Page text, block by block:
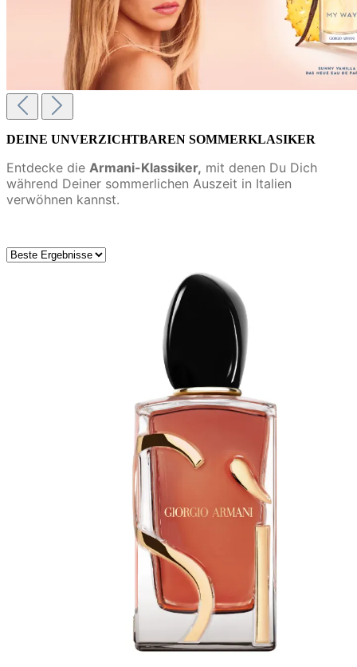
DEINE UNVERZICHTBAREN SOMMERKLASIKER
Entdecke die Armani-Klassiker, mit denen Du Dich
während Deiner sommerlichen Auszeit in Italien
verwöhnen kannst.